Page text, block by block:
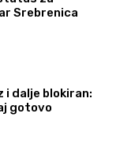
Srebrenica
i dalje blokiran:
gotovo